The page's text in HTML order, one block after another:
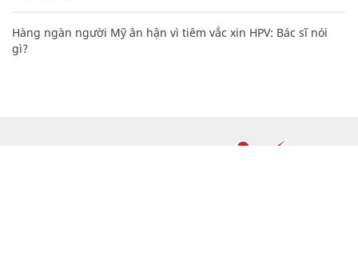
Hàng ngàn người Mỹ ân hận vì tiêm vắc xin HPV: Bác sĩ nói
gì?